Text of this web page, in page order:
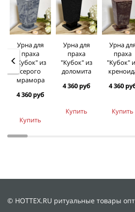
Урна для
праха
"Кубок" из
серого
мрамора
4 360 руб
Купить
Урна для
праха
"Кубок" из
доломита
4 360 руб
Купить
Урна
праха
"Кубок"
4 360
Купить
© HOTTEX.RU ритуальные товары